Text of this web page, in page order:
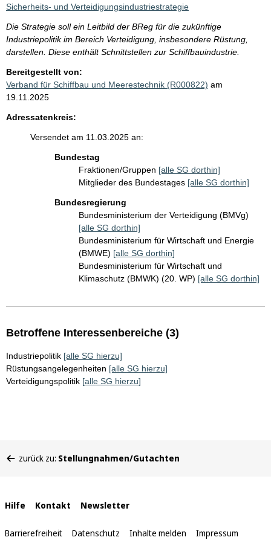
Sicherheits- und Verteidigungsindustriestrategie
Die Strategie soll ein Leitbild der BReg für die zukünftige
Industriepolitik im Bereich Verteidigung, insbesondere Rüstung,
darstellen. Diese enthält Schnittstellen zur Schiffbauindustrie.
Bereitgestellt von:
Verband für Schiffbau und Meerestechnik (R000822) am
19.11.2025
Adressatenkreis:
Versendet am 11.03.2025 an:
Bundestag
Fraktionen/Gruppen [alle SG dorthin]
Mitglieder des Bundestages [alle SG dorthin]
Bundesregierung
Bundesministerium der Verteidigung (BMVg)
[alle SG dorthin]
Bundesministerium für Wirtschaft und Energie
(BMWE) [alle SG dorthin]
Bundesministerium für Wirtschaft und
Klimaschutz (BMWK) (20. WP) [alle SG dorthin]
Betroffene Interessenbereiche (3)
Industriepolitik [alle SG hierzu]
Rüstungsangelegenheiten [alle SG hierzu]
Verteidigungspolitik [alle SG hierzu]
befinden
zurück zu: Stellungnahmen/Gutachten
Interne
Links
Hilfe Kontakt Newsletter
Barrierefreiheit Datenschutz Inhalte melden Impressum